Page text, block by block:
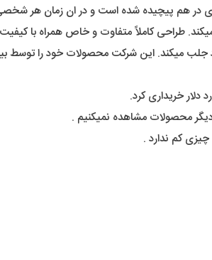
های در هم پیچیده شده است و در ان زمان هر
طراحی کاملاً متفاوت و خاص همراه با
محصولات مشاهده نمیکنیم .
کم ندارد .